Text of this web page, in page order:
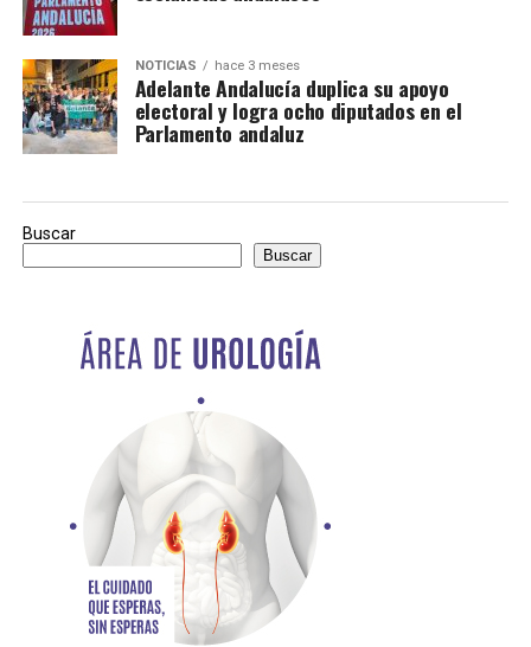
NOTICIAS hace 3 meses
Adelante Andalucía duplica su apoyo
electoral y logra ocho diputados en el
Parlamento andaluz
Buscar
Buscar